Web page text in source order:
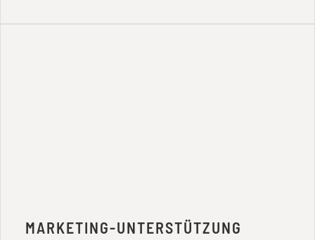
MARKETING-UNTERSTÜTZUNG